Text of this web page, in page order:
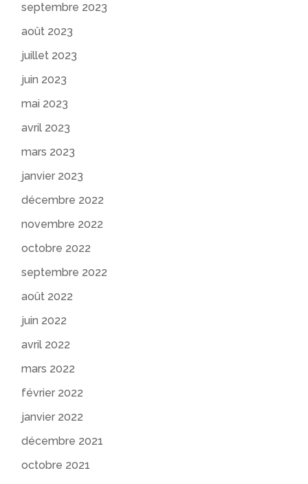
septembre 2023
août 2023
juillet 2023
juin 2023
mai 2023
avril 2023
mars 2023
janvier 2023
décembre 2022
novembre 2022
octobre 2022
septembre 2022
août 2022
juin 2022
avril 2022
mars 2022
février 2022
janvier 2022
décembre 2021
octobre 2021